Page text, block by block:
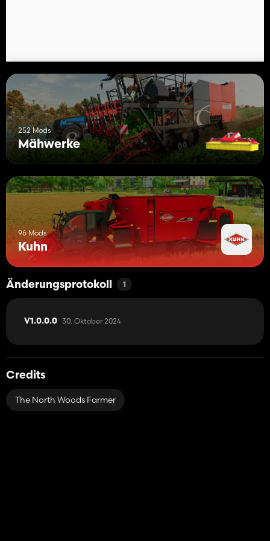
252 Mods
Mähwerke
96 Mods
Kuhn
Änderungsprotokoll 1
V1.0.0.0 30. Oktober 2024
Credits
The North Woods Farmer